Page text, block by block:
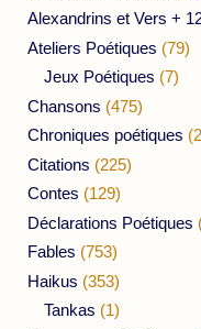
Alexandrins et Vers +
Ateliers Poétiques (79)
Jeux Poétiques (7)
Chansons (475)
Chroniques poétiques
Citations (225)
Contes (129)
Déclarations Poétiques
Fables (753)
Haikus (353)
Tankas (1)